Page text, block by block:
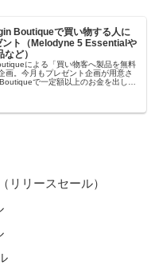
Boutiqueで買い物する人に
ント（Melodyne 5 Essentialや
ど）
による「買い物客へ製品を無料
画。今月もプレゼント企画が用意さ
で一定額以上のお金を出して
無料配布終了予定日：日本時間：
リリースセール）